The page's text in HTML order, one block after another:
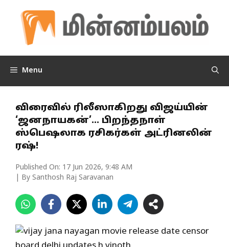
content
Menu
விரைவில் ரிலீஸாகிறது விஜய்யின்
‘ஜனநாயகன்’… பிறந்தநாள்
ஸ்பெஷலாக ரசிகர்கள் அட்ரினலின்
ரஷ்!
Published On: 17 Jun 2026, 9:48 AM
| By Santhosh Raj Saravanan